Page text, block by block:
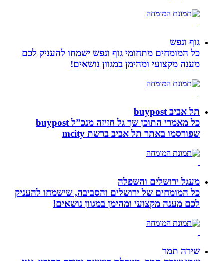
גוף ונפש
כל המומחים מתחומי גוף ונפש ישמחו להעניק לכם
מענה מקצועי ומהימן במגוון נושאים!
תל אביב buypost
כל מאמרי התוכן שך גל חזיזה מנכ”ל buypost
שפורסמו באתר תל אביב ברשת mcity
מעגל ירושלים והשפלה
כל המומחים של ירושלים והסביבה, שישמחו להעניק
לכם מענה מקצועי ומהימן במגוון נושאים!
שירה תמר